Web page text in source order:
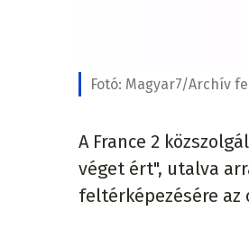
Fotó: Magyar7/Archív
A France 2
véget ért", utalva
feltérképezésére